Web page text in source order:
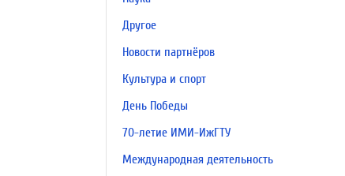
Другое
Новости партнёров
Культура и спорт
День Победы
70-летие ИМИ-ИжГТУ
Международная деятельность